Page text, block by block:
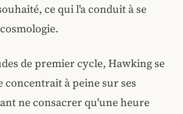
ce qui l'a conduit à se
de premier cycle, Hawking se
concentrait à peine sur ses
ne consacrer qu'une heure